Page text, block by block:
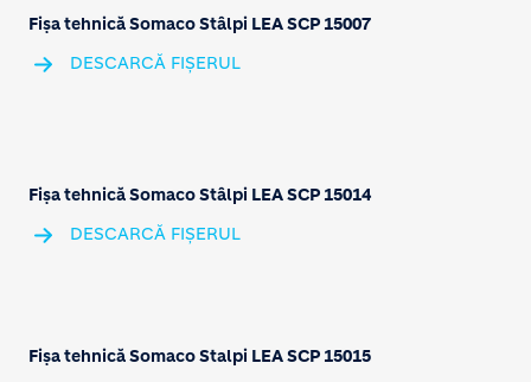
Fișa tehnică Somaco Stâlpi LEA SCP 15007
DESCARCĂ FIȘERUL
Fișa tehnică Somaco Stâlpi LEA SCP 15014
DESCARCĂ FIȘERUL
Fișa tehnică Somaco Stalpi LEA SCP 15015